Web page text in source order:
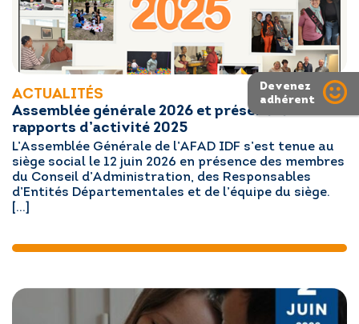
ACTUALITÉS
Assemblée générale 2026 et présentation des
rapports d’activité 2025
L’Assemblée Générale de l’AFAD IDF s’est tenue au
siège social le 12 juin 2026 en présence des membres
du Conseil d’Administration, des Responsables
d’Entités Départementales et de l’équipe du siège.
[…]
Devenez
adhérent